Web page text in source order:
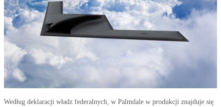
Według deklaracji władz federalnych, w Palmdale w produkcji znajduje się